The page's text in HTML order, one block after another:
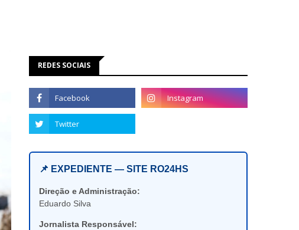
REDES SOCIAIS
📌 EXPEDIENTE — SITE RO24HS
Direção e Administração:
Eduardo Silva
Jornalista Responsável: